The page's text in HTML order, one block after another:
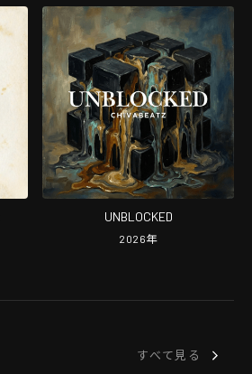
UNBLOCKED
2026年
すべて見る